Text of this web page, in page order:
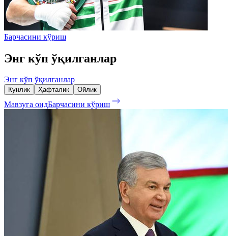
Барчасини кўриш
Энг кўп ўқилганлар
Энг кўп ўқилганлар
Кунлик Ҳафталик Ойлик
Мавзуга оидБарчасини кўриш